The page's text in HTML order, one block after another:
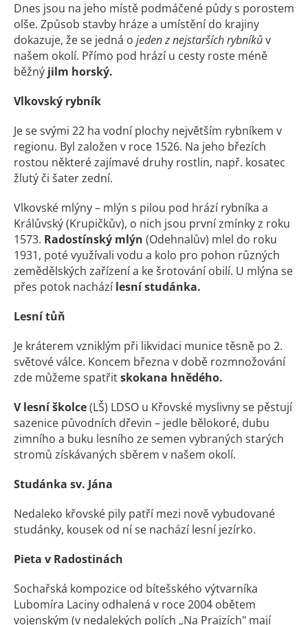
Dnes jsou na jeho místě podmáčené půdy s porostem
olše. Způsob stavby hráze a umístění do krajiny
dokazuje, že se jedná o jeden z nejstarších rybníkův
našem okolí. Přímo pod hrází u cesty roste méně
běžný jilm horský.
Vlkovský rybník
Je se svými 22 ha vodní plochy největším rybníkem v
regionu. Byl založen v roce 1526. Na jeho březích
rostou některé zajímavé druhy rostlin, např. kosatec
žlutý či šater zední.
Vlkovské mlýny – mlýn s pilou pod hrází rybníka a
Králůvský (Krupičkův), o nich jsou první zmínky z roku
1573. Radostínský mlýn (Odehnalův) mlel do roku
1931, poté využívali vodu a kolo pro pohon různých
zemědělských zařízení a ke šrotování obilí. U mlýna se
přes potok nacházílesní studánka.
Lesní tůň
Je kráterem vzniklým při likvidaci munice těsně po 2.
světové válce. Koncem března v době rozmnožování
zde můžeme spatřitskokana hnědého.
V lesní školce(LŠ) LDSO u Křovské myslivny se pěstují
sazenice původních dřevin – jedle bělokoré, dubu
zimního a buku lesního ze semen vybraných starých
stromů získávaných sběrem v našem okolí.
Studánka sv. Jána
Nedaleko křovské pily patří mezi nově vybudované
studánky, kousek od ní se nachází lesní jezírko.
Pieta v Radostinách
Sochařská kompozice od bítešského výtvarníka
Lubomíra Laciny odhalená v roce 2004 obětem
vojenským (v nedalekých polích „Na Prajzích" mají